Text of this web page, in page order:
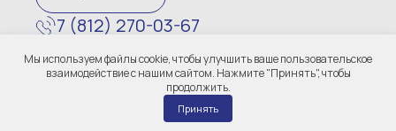
7 (812) 270-03-67
zakaz@altaircom.ru
Политика конфиденциальности
Мы используем файлы cookie, чтобы улучшить ваше пользовательское
взаимодействие с нашим сайтом. Нажмите "Принять", чтобы
продолжить.
Принять